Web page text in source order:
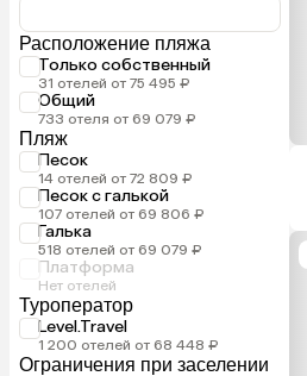
Расположение пляжа
Только собственный
31 отелей от 75 495 ₽
Общий
733 отеля от 69 079 ₽
Пляж
Песок
14 отелей от 72 809 ₽
Песок с галькой
107 отелей от 69 806 ₽
Галька
518 отелей от 69 079 ₽
Платформа
Нет отелей
Туроператор
Level.Travel
1 200 отелей от 68 448 ₽
Ограничения при заселении